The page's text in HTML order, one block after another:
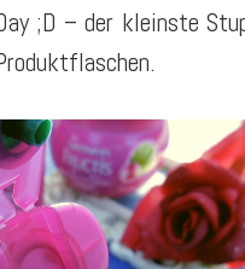
;D – der kleinste